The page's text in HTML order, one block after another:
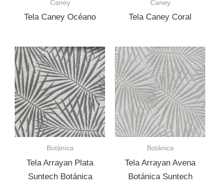
Caney
Tela Caney Océano
Caney
Tela Caney Coral
Botánica
Tela Arrayan Plata
Suntech Botánica
Botánica
Tela Arrayan Avena
Botánica Suntech